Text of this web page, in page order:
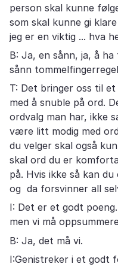
person skal kunne
som skal kunne gi
jeg er en viktig ... hva
B: Ja, en sånn, ja, å
sånn
T: Det bringer oss til
med å snuble på ord.
ordvalg man har, ikke
være litt modig med
du velger skal også
skal ord du er
på. Hvis ikke så kan
og da forsvinner all
I: Det er et godt
men vi må
B: Ja, det må vi.
I:Genistreker i et godt